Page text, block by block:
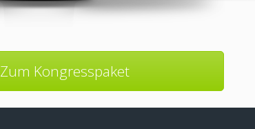
Zum Kongresspaket